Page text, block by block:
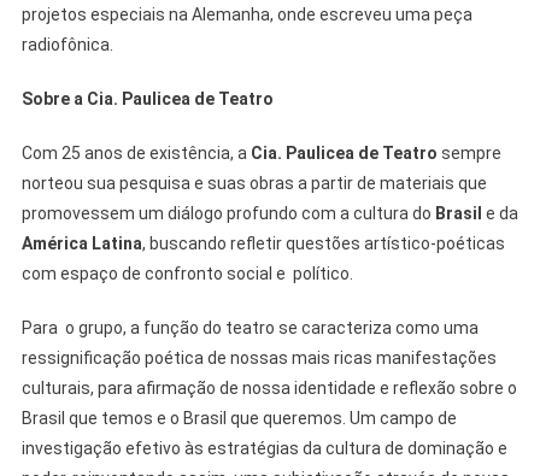
projetos especiais na Alemanha, onde escreveu uma peça
radiofônica.
Sobre a Cia. Paulicea de Teatro
Com 25 anos de existência, a Cia. Paulicea de Teatro sempre
norteou sua pesquisa e suas obras a partir de materiais que
promovessem um diálogo profundo com a cultura do Brasil e da
América Latina, buscando refletir questões artístico-poéticas
com espaço de confronto social e político.
Para o grupo, a função do teatro se caracteriza como uma
ressignificação poética de nossas mais ricas manifestações
culturais, para afirmação de nossa identidade e reflexão sobre o
Brasil que temos e o Brasil que queremos. Um campo de
investigação efetivo às estratégias da cultura de dominação e